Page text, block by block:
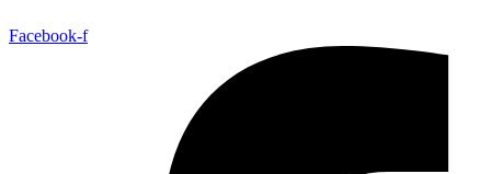
Facebook-f